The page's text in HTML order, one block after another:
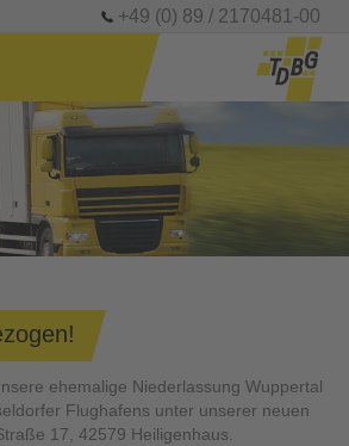
+49 (0) 89 / 2170481-00
ehemalige Niederlassung Wuppertal
Flughafens unter unserer neuen
17, 42579 Heiligenhaus.